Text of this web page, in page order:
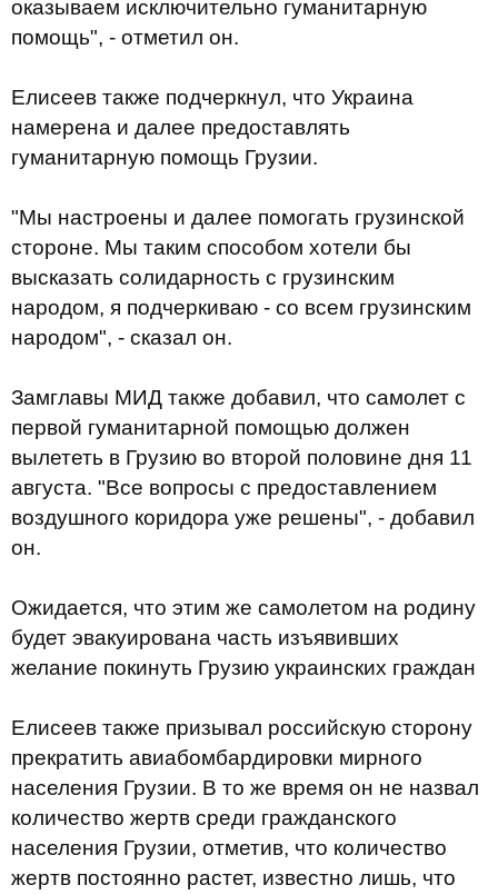
оказываем исключительно гуманитарную
помощь", - отметил он.
Елисеев также подчеркнул, что Украина
намерена и далее предоставлять
гуманитарную помощь Грузии.
"Мы настроены и далее помогать грузинской
стороне. Мы таким способом хотели бы
высказать солидарность с грузинским
народом, я подчеркиваю - со всем грузинским
народом", - сказал он.
Замглавы МИД также добавил, что самолет с
первой гуманитарной помощью должен
вылететь в Грузию во второй половине дня 11
августа. "Все вопросы с предоставлением
воздушного коридора уже решены", - добавил
он.
Ожидается, что этим же самолетом на родину
будет эвакуирована часть изъявивших
желание покинуть Грузию украинских граждан
Елисеев также призывал российскую сторону
прекратить авиабомбардировки мирного
населения Грузии. В то же время он не назвал
количество жертв среди гражданского
населения Грузии, отметив, что количество
жертв постоянно растет, известно лишь, что